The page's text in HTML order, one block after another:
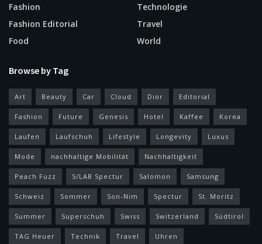
Fashion
Fashion Editorial
Food
Technologie
Travel
World
Browse by Tag
Art Beauty Car Cloud Dior Editorial
Fashion Future Genesis Hotel Kaffee Korea
Laufen Laufschuh Lifestyle Longevity Luxus
Mode nachhaltige Mobilität Nachhaltigkeit
Peach Fuzz S/LAB Spectur Salomon Samsung
Schweiz Sommer Son-Nim Spectur St. Moritz
Summer Superschuh Swiss Switzerland Südtirol
TAG Heuer Technik Travel Uhren